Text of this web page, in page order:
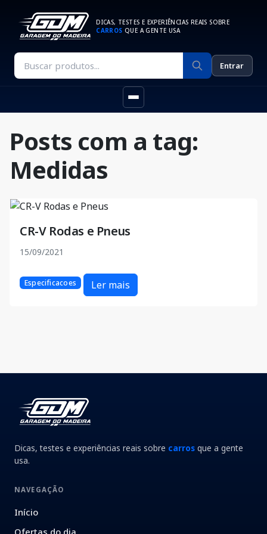
DICAS, TESTES E EXPERIÊNCIAS REAIS SOBRE
CARROS QUE A GENTE USA
Entrar
Posts com a tag:
Medidas
CR-V Rodas e Pneus
15/09/2021
Especificacoes Ler mais
Dicas, testes e experiências reais sobre carros que a gente
usa.
NAVEGAÇÃO
Início
Ofertas do dia